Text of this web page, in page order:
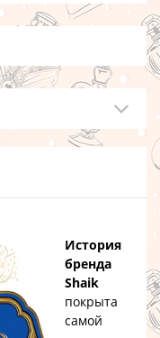
История
бренда
Shaik
покрыта
самой